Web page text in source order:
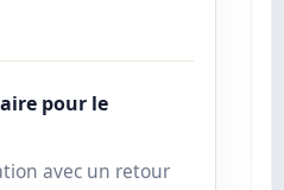
pour le
avec un retour